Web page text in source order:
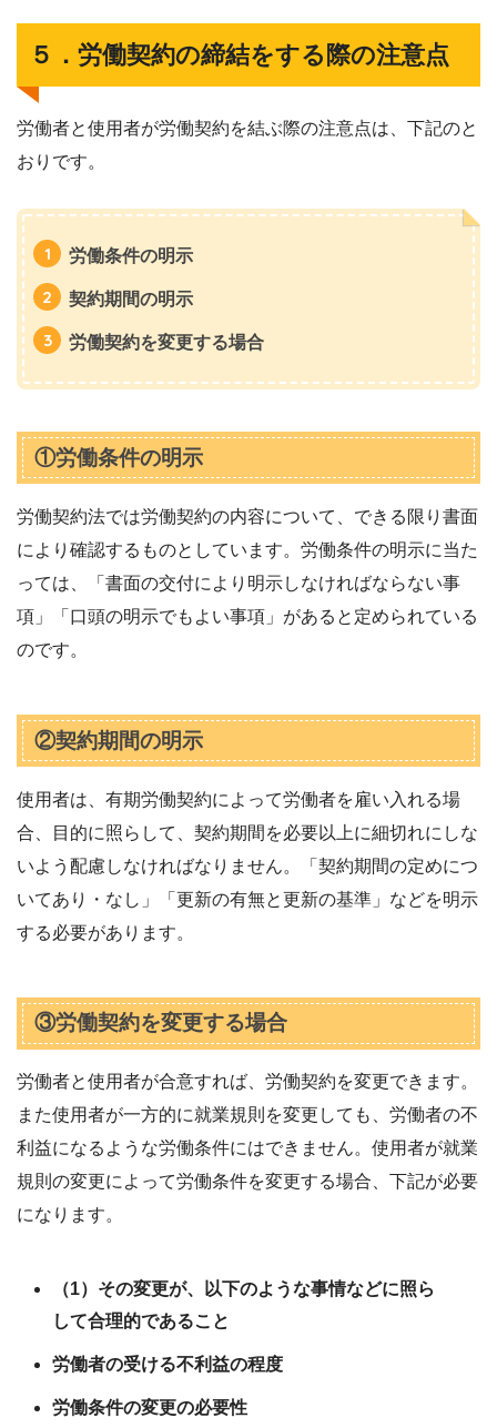
５．労働契約の締結をする際の注意点
労働者と使用者が労働契約を結ぶ際の注意点は、下記のと
おりです。
労働条件の明示
契約期間の明示
労働契約を変更する場合
①労働条件の明示
労働契約法では労働契約の内容について、できる限り書面
により確認するものとしています。労働条件の明示に当た
っては、「書面の交付により明示しなければならない事
項」「口頭の明示でもよい事項」があると定められている
のです。
②契約期間の明示
使用者は、有期労働契約によって労働者を雇い入れる場
合、目的に照らして、契約期間を必要以上に細切れにしな
いよう配慮しなければなりません。「契約期間の定めにつ
いてあり・なし」「更新の有無と更新の基準」などを明示
する必要があります。
③労働契約を変更する場合
労働者と使用者が合意すれば、労働契約を変更できます。
また使用者が一方的に就業規則を変更しても、労働者の不
利益になるような労働条件にはできません。使用者が就業
規則の変更によって労働条件を変更する場合、下記が必要
になります。
（1）その変更が、以下のような事情などに照ら
して合理的であること
労働者の受ける不利益の程度
労働条件の変更の必要性